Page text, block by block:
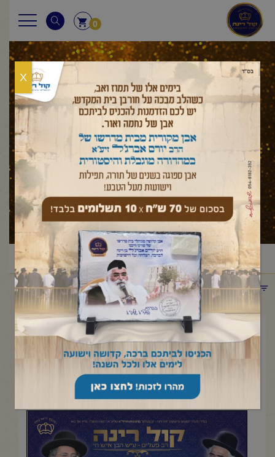
0
עלון לשבת
ראשי / עלון לשבת /במדבר /פנחס/פרשת פנחס
תפריט קטגוריות
פרשת פנחס
יולי 2, 2026
העלון השבועי מישיבת "קול רינה- רב פעלים" |תמוז תשפ"ו
להדפסה והורדה בקובץ pdf לחץ כאן>
X